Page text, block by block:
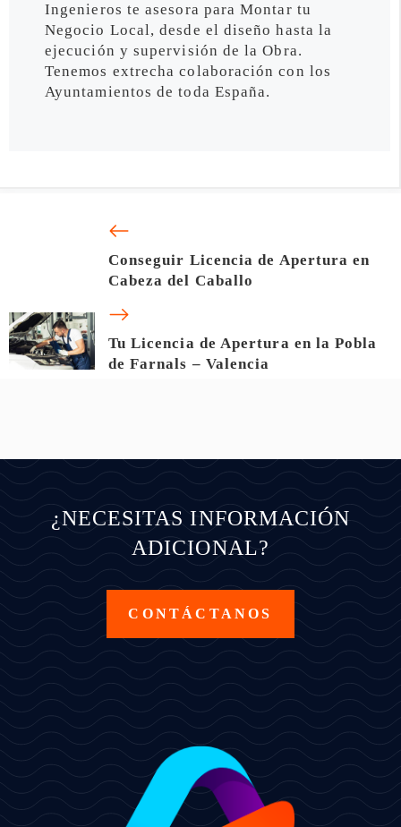
Ingenieros te asesora para Montar tu
Negocio Local, desde el diseño hasta la
ejecución y supervisión de la Obra.
Tenemos extrecha colaboración con los
Ayuntamientos de toda España.
Conseguir Licencia de Apertura en
Cabeza del Caballo
Tu Licencia de Apertura en la Pobla
de Farnals – Valencia
¿NECESITAS INFORMACIÓN
ADICIONAL?
CONTÁCTANOS